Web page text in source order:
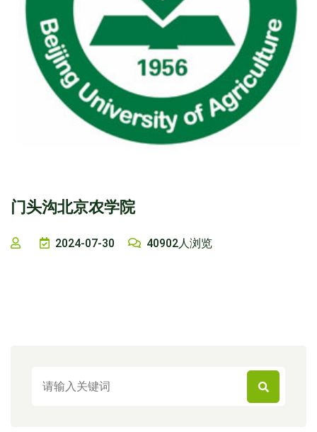
门头沟北京农学院
2024-07-30 40902人浏览